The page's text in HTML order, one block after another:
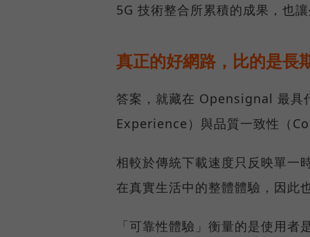
5G 技術整合所累積的成果，也
真正的好網路，比的是長
答案，就藏在 Opensignal 最
Experience）與品質一致性（
相較於傳統下載速度只反映單一
在真實生活中的整體體驗，因此
「可靠性體驗」衡量的是使用